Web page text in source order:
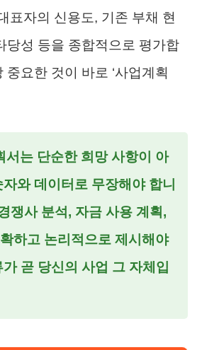
표자의 신용도, 기존 부채 현
당성 등을 종합적으로 평가합
중요한 것이 바로 ‘사업계획
서는 단순한 희망 사항이 아
와 데이터로 무장해야 합니
쟁사 분석, 자금 사용 계획,
하고 논리적으로 제시해야
곧 당신의 사업 그 자체입